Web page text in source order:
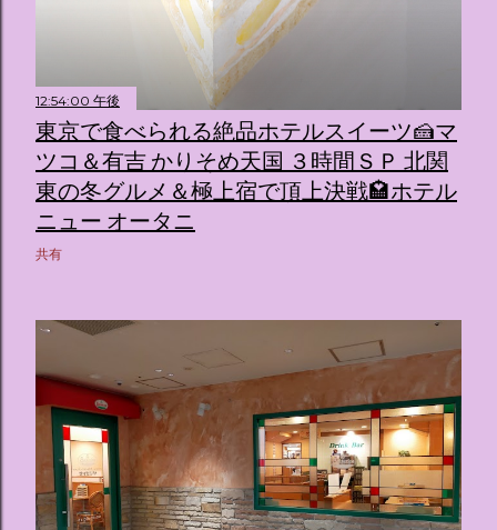
12:54:00 午後
東京で食べられる絶品ホテルスイーツ🍰マ
ツコ＆有吉 かりそめ天国 ３時間ＳＰ 北関
東の冬グルメ＆極上宿で頂上決戦🏩ホテル
ニュー オータニ
共有